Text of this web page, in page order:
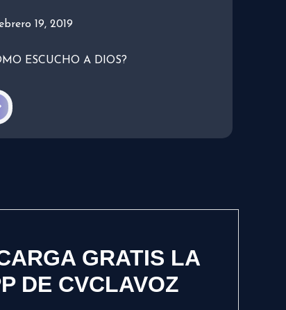
19, 2019
ESCUCHO A DIOS?
GRATIS LA
DE CVCLAVOZ